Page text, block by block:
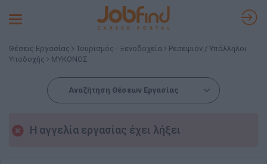
Toggle
Θέσεις Εργασίας Τουρισμός - Ξενοδοχεία
Ρεσεψιόν / Υπάλληλοι
Υποδοχής
ΜΥΚΟΝΟΣ
Αναζήτηση Θέσεων Εργασίας
Η αγγελία εργασίας έχει λήξει